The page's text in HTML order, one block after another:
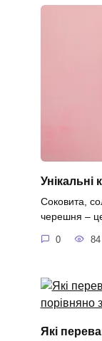
Унікальні
Соковита,
черешня –
0 84
Які